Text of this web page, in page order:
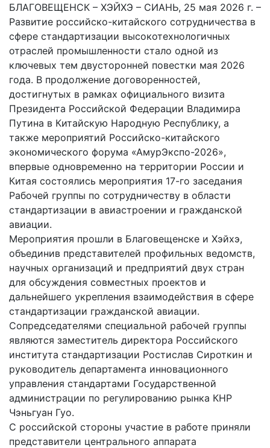
БЛАГОВЕЩЕНСК – ХЭЙХЭ – СИАНЬ, 25 мая 2026 г. –
Развитие российско-китайского сотрудничества в
сфере стандартизации высокотехнологичных
отраслей промышленности стало одной из
ключевых тем двусторонней повестки мая 2026
года. В продолжение договоренностей,
достигнутых в рамках официального визита
Президента Российской Федерации Владимира
Путина в Китайскую Народную Республику, а
также мероприятий Российско-китайского
экономического форума «АмурЭкспо-2026»,
впервые одновременно на территории России и
Китая состоялись мероприятия 17-го заседания
Рабочей группы по сотрудничеству в области
стандартизации в авиастроении и гражданской
авиации.
Мероприятия прошли в Благовещенске и Хэйхэ,
объединив представителей профильных ведомств,
научных организаций и предприятий двух стран
для обсуждения совместных проектов и
дальнейшего укрепления взаимодействия в сфере
стандартизации гражданской авиации.
Сопредседателями специальной рабочей группы
являются заместитель директора Российского
института стандартизации Ростислав Сироткин и
руководитель департамента инновационного
управления стандартами Государственной
администрации по регулированию рынка КНР
Чэньгуан Гуо.
С российской стороны участие в работе приняли
представители центрального аппарата